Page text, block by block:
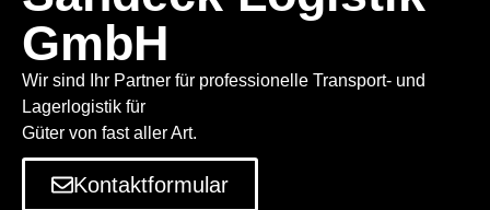
GmbH
Wir sind Ihr Partner für professionelle Transport- und
Lagerlogistik für
Güter von fast aller Art.
Kontaktformular